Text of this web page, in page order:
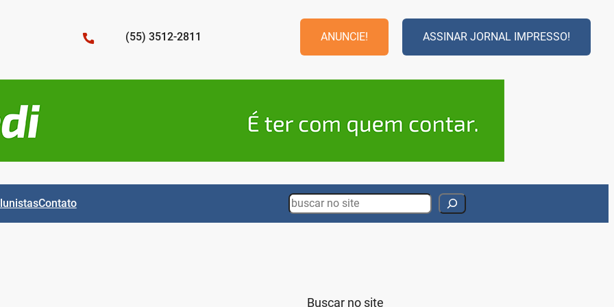
(55) 3512-2811 ANUNCIE! ASSINAR JORNAL IMPRESSO!
Contato Search
Buscar no site